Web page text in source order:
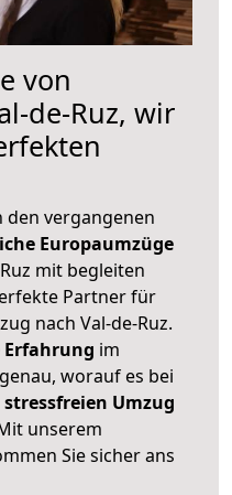
von
de-Ruz, wir
vergangenen
Europaumzüge
mit begleiten
Partner für
nach Val-de-Ruz.
im
worauf es bei
Umzug
unserem
Sie sicher ans